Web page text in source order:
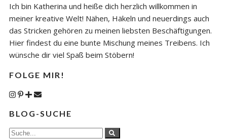
Ich bin Katherina und heiße dich herzlich willkommen in
meiner kreative Welt! Nähen, Häkeln und neuerdings auch
das Stricken gehören zu meinen liebsten Beschäftigungen.
Hier findest du eine bunte Mischung meines Treibens. Ich
wünsche dir viel Spaß beim Stöbern!
FOLGE MIR!
BLOG-SUCHE